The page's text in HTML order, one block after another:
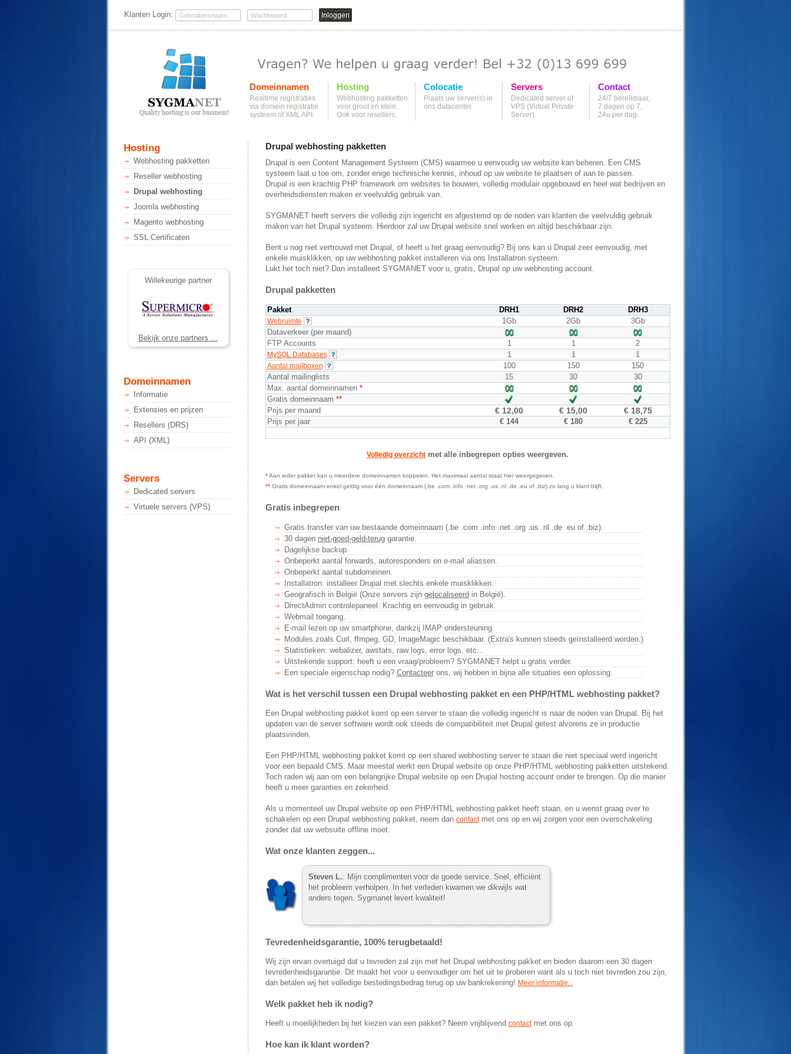
Klanten Login:
Domeinnamen
Realtime registraties
via domein registratie
systeem of XML API.
Hosting
Webhosting pakketten
voor groot en klein.
Ook voor resellers.
Colocatie
Plaats uw server(s) in
ons datacenter.
Servers
Dedicated server of
VPS (Virtual Private
Server).
Contact
24/7 bereikbaar,
7 dagen op 7,
24u per dag.
Hosting
Webhosting pakketten
Reseller webhosting
Drupal webhosting
Joomla webhosting
Magento webhosting
SSL Certificaten
Willekeurige partner
Bekijk onze partners ...
Domeinnamen
Informatie
Extensies en prijzen
Resellers (DRS)
API (XML)
Servers
Dedicated servers
Virtuele servers (VPS)
Drupal webhosting pakketten
Drupal is een Content Management Systeem (CMS) waarmee u eenvoudig uw website kan beheren. Een CMS
systeem laat u toe om, zonder enige technische kennis, inhoud op uw website te plaatsen of aan te passen.
Drupal is een krachtig PHP framework om websites te bouwen, volledig modulair opgebouwd en heel wat bedrijven en
overheidsdiensten maken er veelvuldig gebruik van.
SYGMANET heeft servers die volledig zijn ingericht en afgestemd op de noden van klanten die veelvuldig gebruik
maken van het Drupal systeem. Hierdoor zal uw Drupal website snel werken en altijd beschikbaar zijn.
Bent u nog niet vertrouwd met Drupal, of heeft u het graag eenvoudig? Bij ons kan u Drupal zeer eenvoudig, met
enkele muisklikken, op uw webhosting pakket installeren via ons Installatron systeem.
Lukt het toch niet? Dan installeert SYGMANET voor u, gratis, Drupal op uw webhosting account.
Drupal pakketten
Pakket DRH1 DRH2 DRH3
Webruimte 1Gb 2Gb
3Gb
Dataverkeer (per maand)
FTP Accounts
1 1 2
MySQL Databases 1 1 1
Aantal mailboxen 100 150
150
Aantal mailinglists
15 30
30
Max. aantal domeinnamen *
Gratis domeinnaam **
Prijs per maand
€ 12,00 € 15,00 € 18,75
Prijs per jaar € 144 € 180 € 225
Volledig overzicht met alle inbegrepen opties weergeven.
*Aan ieder pakket kan u meerdere domeinnamen koppelen. Het maximaal aantal staat hier weergegeven.
**Gratis domeinnaam enkel geldig voor één domeinnaam (.be .com .info .net .org .us .nl .de .eu of .biz) zo lang u klant blijft.
Gratis inbegrepen
Gratis transfer van uw bestaande domeinnaam (.be .com .info .net .org .us .nl .de .eu of .biz).
30 dagen niet-goed-geld-teruggarantie.
Dagelijkse backup.
Onbeperkt aantal forwards, autoresponders en e-mail aliassen.
Onbeperkt aantal subdomeinen.
Installatron: installeer Drupal met slechts enkele muisklikken.
Geografisch in België (Onze servers zijn gelocaliseerd in België).
DirectAdmin controlepaneel. Krachtig en eenvoudig in gebruik.
Webmail toegang.
E-mail lezen op uw smartphone, dankzij IMAP ondersteuning.
Modules zoals Curl, ffmpeg, GD, ImageMagic beschikbaar. (Extra's kunnen steeds geïnstalleerd worden.)
Statistieken: webalizer, awstats, raw logs, error logs, etc...
Uitstekende support: heeft u een vraag/probleem? SYGMANET helpt u gratis verder.
Een speciale eigenschap nodig? Contacteerons, wij hebben in bijna alle situaties een oplossing.
Wat is het verschil tussen een Drupal webhosting pakket en een PHP/HTML webhosting pakket?
Een Drupal webhosting pakket komt op een server te staan die volledig ingericht is naar de noden van Drupal. Bij het
updaten van de server software wordt ook steeds de compatibiliteit met Drupal getest alvorens ze in productie
plaatsvinden.
Een PHP/HTML webhosting pakket komt op een shared webhosting server te staan die niet speciaal werd ingericht
voor een bepaald CMS. Maar meestal werkt een Drupal website op onze PHP/HTML webhosting pakketten uitstekend.
Toch raden wij aan om een belangrijke Drupal website op een Drupal hosting account onder te brengen. Op die manier
heeft u meer garanties en zekerheid.
Als u momenteel uw Drupal website op een PHP/HTML webhosting pakket heeft staan, en u wenst graag over te
schakelen op een Drupal webhosting pakket, neem dan contactmet ons op en wij zorgen voor een overschakeling
zonder dat uw websuite offline moet.
Wat onze klanten zeggen...
Steven L.: Mijn complimenten voor de goede service. Snel, efficiënt
het probleem verholpen. In het verleden kwamen we dikwijls wat
anders tegen. Sygmanet levert kwaliteit!
Tevredenheidsgarantie, 100% terugbetaald!
Wij zijn ervan overtuigd dat u tevreden zal zijn met het Drupal webhosting pakket en bieden daarom een 30 dagen
tevredenheidsgarantie. Dit maakt het voor u eenvoudiger om het uit te proberen want als u toch niet tevreden zou zijn,
dan betalen wij het volledige bestedingsbedrag terug op uw bankrekening! Meer informatie...
Welk pakket heb ik nodig?
Heeft u moeilijkheden bij het kiezen van een pakket? Neem vrijblijvend contactmet ons op.
Hoe kan ik klant worden?